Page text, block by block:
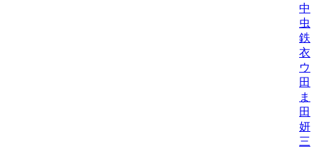
中
虫
鉄/
衣/
ウ
田
ま
田
妍/
三